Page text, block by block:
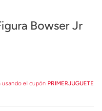
Bowser Jr
el cupón PRIMERJUGUETE